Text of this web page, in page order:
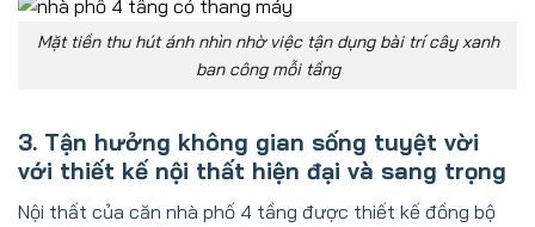
Mặt tiền thu hút ánh nhìn nhờ việc tận dụng bài trí cây xanh
ban công mỗi tầng
3. Tận hưởng không gian sống tuyệt vời
với thiết kế nội thất hiện đại và sang trọng
Nội thất của căn nhà phố 4 tầng được thiết kế đồng bộ